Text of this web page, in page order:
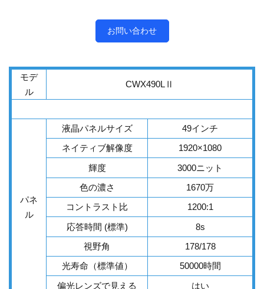
お問い合わせ
モデ
ル
CWX490LⅡ
パネ
ル
液晶パネルサイズ
49インチ
ネイティブ解像度
1920×1080
輝度
3000ニット
色の濃さ
1670万
コントラスト比
1200:1
応答時間 (標準)
8s
視野角
178/178
光寿命（標準値）
50000時間
偏光レンズで見える
はい